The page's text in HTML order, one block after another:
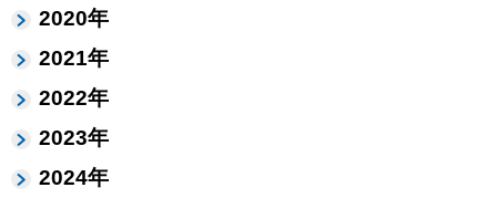
2020年
2021年
2022年
2023年
2024年